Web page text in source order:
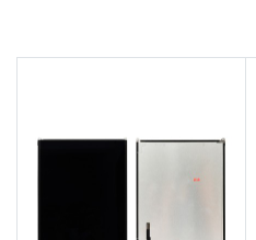
Tặng dán Cường lực, Ốp lưng khi
Tặng Voucher Giảm giá mua máy
Tặng Voucher Giảm giá mua máy